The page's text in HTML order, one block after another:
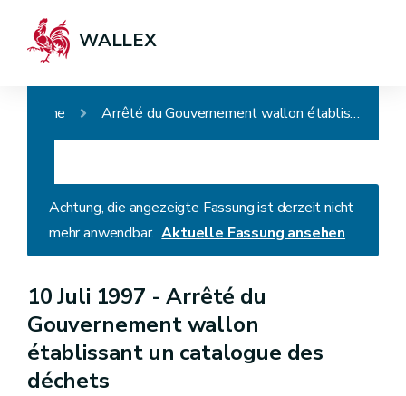
WALLEX
Home Arrêté du Gouvernement wallon établissant un catalogue des déchets
Achtung, die angezeigte Fassung ist derzeit nicht
mehr anwendbar. Aktuelle Fassung ansehen
10 Juli 1997 -Arrêté du
Gouvernement wallon
établissant un catalogue des
déchets